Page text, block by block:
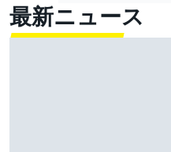
最新ニュース